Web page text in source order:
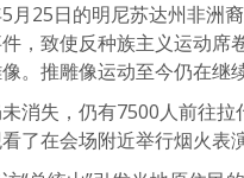
月25日的明尼苏达州非洲
，致使反种族主义运动席
。推雕像运动至今仍在继续
消失，仍有7500人前往拉
了在会场附近举行烟火表演